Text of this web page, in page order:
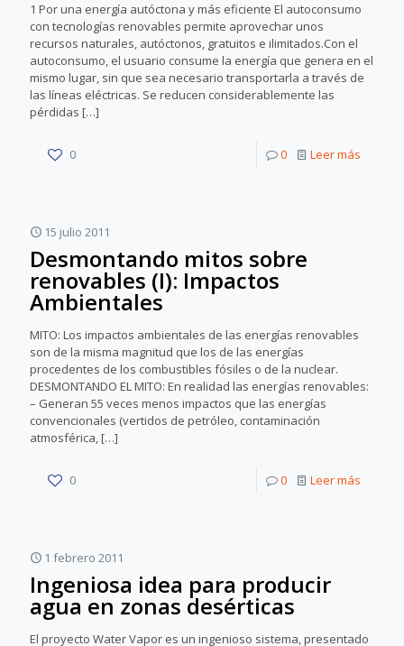
1 Por una energía autóctona y más eficiente El autoconsumo
con tecnologías renovables permite aprovechar unos
recursos naturales, autóctonos, gratuitos e ilimitados.Con el
autoconsumo, el usuario consume la energía que genera en el
mismo lugar, sin que sea necesario transportarla a través de
las líneas eléctricas. Se reducen considerablemente las
pérdidas […]
0 0 Leer más
15 julio 2011
Desmontando mitos sobre
renovables (I): Impactos
Ambientales
MITO: Los impactos ambientales de las energías renovables
son de la misma magnitud que los de las energías
procedentes de los combustibles fósiles o de la nuclear.
DESMONTANDO EL MITO: En realidad las energías renovables:
– Generan 55 veces menos impactos que las energías
convencionales (vertidos de petróleo, contaminación
atmosférica,[…]
0 0 Leer más
1 febrero 2011
Ingeniosa idea para producir
agua en zonas desérticas
El proyecto Water Vapor es un ingenioso sistema, presentado